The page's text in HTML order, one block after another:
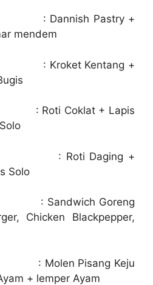
: Dannish Pastry +
mendem
: Kroket Kentang +
: Roti Coklat + Lapis
: Roti Daging +
Solo
: Sandwich Goreng
Chicken Blackpepper,
: Molen Pisang Keju
+ lemper Ayam